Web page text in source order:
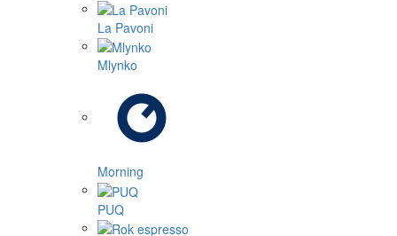
La Pavoni
Mlynko
Morning
PUQ